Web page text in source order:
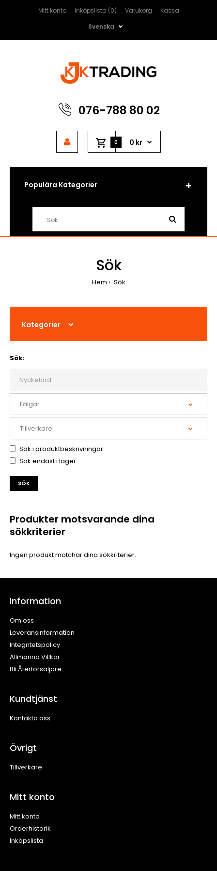
Mitt konto Inköpslista (0) Varukorg
Kassa
Svenska
076-788 80 02
0 0 kr
Populära Kategorier
Sök
Hem Sök
Kategorier
Sök:
Sök i produktbeskrivningar
Sök endast i lager
Produkter motsvarande dina
sökkriterier
Ingen produkt matchar dina sökkriterier.
Information
Om oss
Leveransinformation
Integritetspolicy
Allmänna Villkor
Bli Återförsäljare
Kundtjänst
Kontakta oss
Övrigt
Tillverkare
Mitt konto
Mitt konto
Orderhistorik
Inköpslista